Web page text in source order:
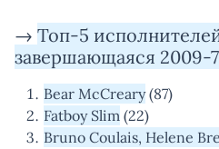
→ Топ-5
завершающаяся 2009-
Bear McCreary(87)
Fatboy Slim (22)
Bruno Coulais, Helene